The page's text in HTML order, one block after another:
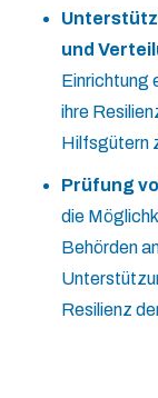
und
Einrichtung
ihre
Hilfsgütern
Prüfung
die
Behörden
Resilienz